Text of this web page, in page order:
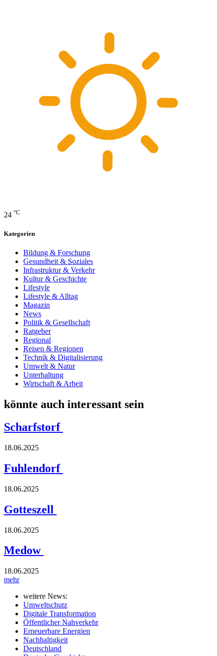
24 °C
Kategorien
Bildung & Forschung
Gesundheit & Soziales
Infrastruktur & Verkehr
Kultur & Geschichte
Lifestyle
Lifestyle & Alltag
Magazin
News
Politik & Gesellschaft
Ratgeber
Regional
Reisen & Regionen
Technik & Digitalisierung
Umwelt & Natur
Unterhaltung
Wirtschaft & Arbeit
könnte auch interessant sein
Scharfstorf
18.06.2025
Fuhlendorf
18.06.2025
Gotteszell
18.06.2025
Medow
18.06.2025
mehr
weitere News:
Umweltschutz
Digitale Transformation
Öffentlicher Nahverkehr
Erneuerbare Energien
Nachhaltigkeit
Deutschland